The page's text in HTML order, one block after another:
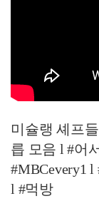
미슐랭 셰프
릅 모음 l #어
#MBCevery1
l #먹방